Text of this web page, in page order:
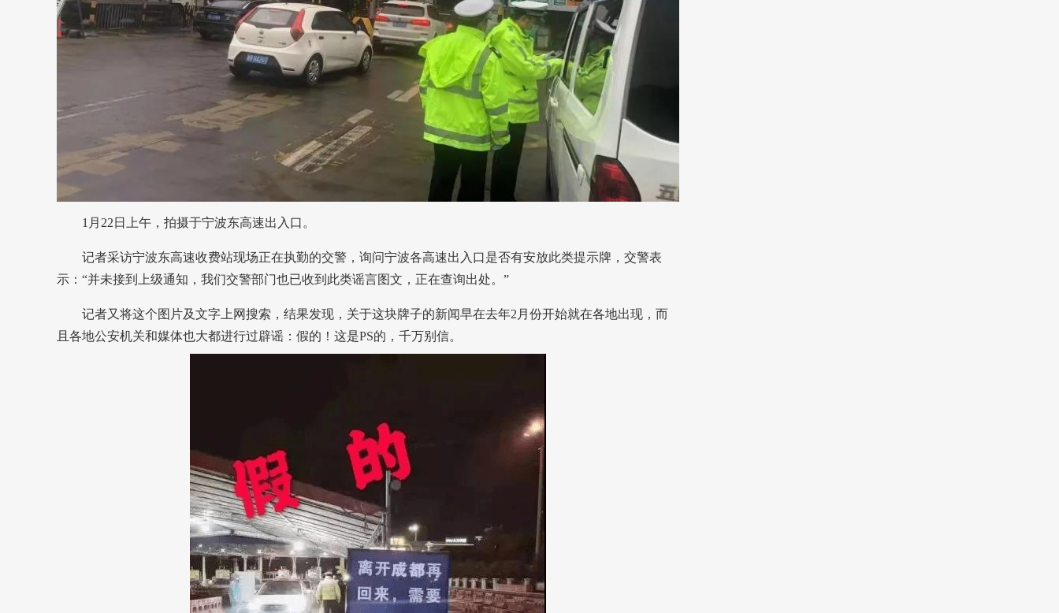
1月22日上午，拍摄于宁波东高速出入口。
记者采访宁波东高速收费站现场正在执勤的交警，询问宁波各高速出入口是否有安放此类提示牌，交警表
示：“并未接到上级通知，我们交警部门也已收到此类谣言图文，正在查询出处。”
记者又将这个图片及文字上网搜索，结果发现，关于这块牌子的新闻早在去年2月份开始就在各地出现，而
且各地公安机关和媒体也大都进行过辟谣：假的！这是PS的，千万别信。